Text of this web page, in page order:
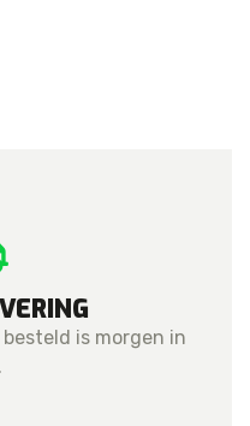
besteld is morgen in